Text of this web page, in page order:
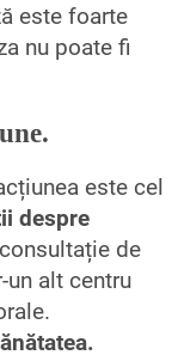
este foarte
nu poate fi
este cel
despre
de
alt centru